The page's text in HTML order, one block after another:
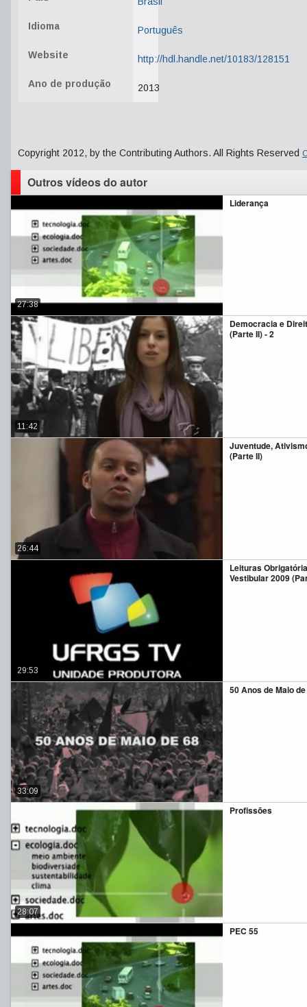
Idioma Português
Website http://hdl.handle.net/10183/128151
Ano de produção 2013
Copyright 2012, by the Contributing Authors. All Rights Reserved
Outros vídeos do autor
Liderança
27:38
Democracia e
(Parte II) - 2
11:42
Juventude,
(Parte II)
26:44
Leituras
Vestibular 2009
29:53
50 Anos de Maio
33:09
Profissões
28:07
PEC 55